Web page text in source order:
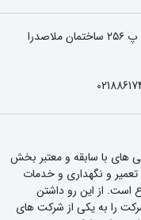
خ ملاصدرا -بین خ خوارزمی و شیخ بهایی - پ ۲۵۶ ساختمان ملاصدرا
های با سابقه و معتبر بخش
و نگهداری و خدمات
از این رو داشتن
و خدماتی منحصر به فرد٬ این شرکت را به یکی از شرکت های